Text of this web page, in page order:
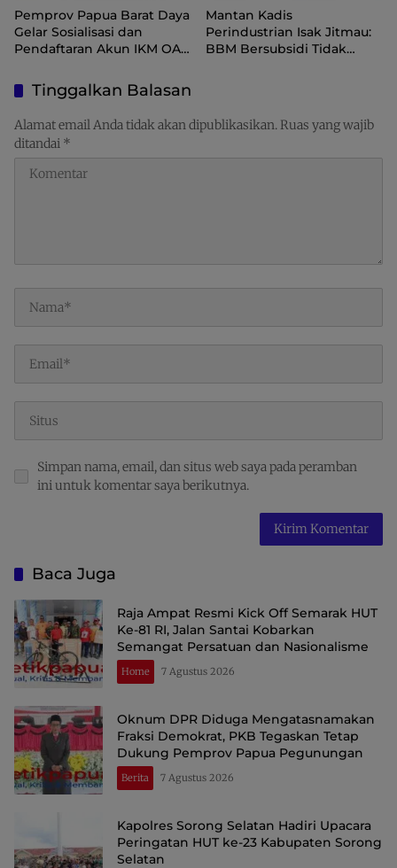
Pemprov Papua Barat Daya
Gelar Sosialisasi dan
Pendaftaran Akun IKM OAP
Mantan Kadis
Perindustrian Isak Jitmau:
BBM Bersubsidi Tidak
Tinggalkan Balasan
Alamat email Anda tidak akan dipublikasikan.Ruas yang wajib
ditandai *
Simpan nama, email, dan situs web saya pada peramban
ini untuk komentar saya berikutnya.
Baca Juga
Raja Ampat Resmi Kick Off Semarak HUT
Ke-81 RI, Jalan Santai Kobarkan
Semangat Persatuan dan Nasionalisme
Home 7 Agustus 2026
Oknum DPR Diduga Mengatasnamakan
Fraksi Demokrat, PKB Tegaskan Tetap
Dukung Pemprov Papua Pegunungan
Berita 7 Agustus 2026
Kapolres Sorong Selatan Hadiri Upacara
Peringatan HUT ke-23 Kabupaten Sorong
Selatan